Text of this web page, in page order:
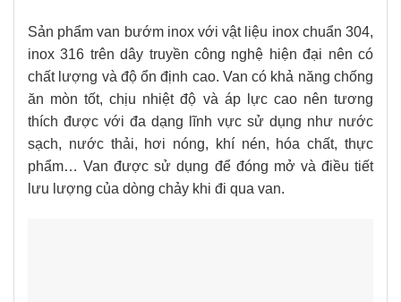
Sản phẩm van bướm inox với vật liệu inox chuẩn 304,
inox 316 trên dây truyền công nghệ hiện đại nên có
chất lượng và độ ổn định cao. Van có khả năng chống
ăn mòn tốt, chịu nhiệt độ và áp lực cao nên tương
thích được với đa dạng lĩnh vực sử dụng như nước
sạch, nước thải, hơi nóng, khí nén, hóa chất, thực
phẩm… Van được sử dụng để đóng mở và điều tiết
lưu lượng của dòng chảy khi đi qua van.